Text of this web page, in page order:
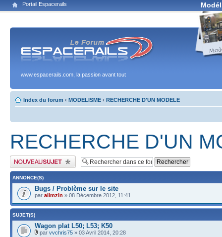
Portail Espacerails
www.espacerails.com, la passion avant tout
Index du forum ‹ MODELISME ‹ RECHERCHE D'UN MODELE
RECHERCHE D'UN
Publier un nouveau sujet
ANNONCE(S)
Bugs / Problème sur le site
par alimzin » 08 Décembre 2012, 11:41
SUJET(S)
Wagon plat L50; L53; K50
par vvchris75 » 03 Avril 2014, 20:28